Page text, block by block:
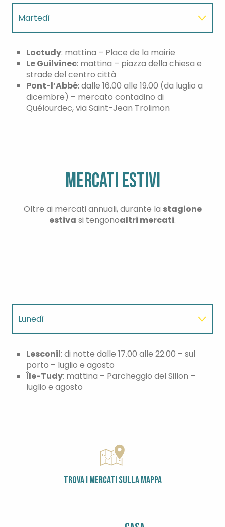
Martedì
Mercoledì
Giovedì
Venerdì
Loctudy: mattina – Place de la mairie
Le Guilvinec: mattina – piazza della chiesa e
strade del centro città
Pont-l’Abbé: dalle 16.00 alle 19.00 (da luglio a
dicembre) – mercato contadino di
Quélourdec, via Saint-Jean Trolimon
MERCATI ESTIVI
Oltre ai mercati annuali, durante la stagione
estiva si tengonoaltri mercati.
Lunedì
Martedì
Mercoledì
Lesconil: di notte dalle 17.00 alle 22.00 – sul
porto – luglio e agosto
Île-Tudy: mattina – Parcheggio del Sillon –
luglio e agosto
TROVA I MERCATI SULLA MAPPA